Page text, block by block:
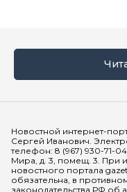
Новостной интернет-
Сергей Иванович.
телефон: 8 (967) 930-71-
Мира, д. 3, помещ. 3. При
новостного портала
обязательна, в
законодательства РФ об